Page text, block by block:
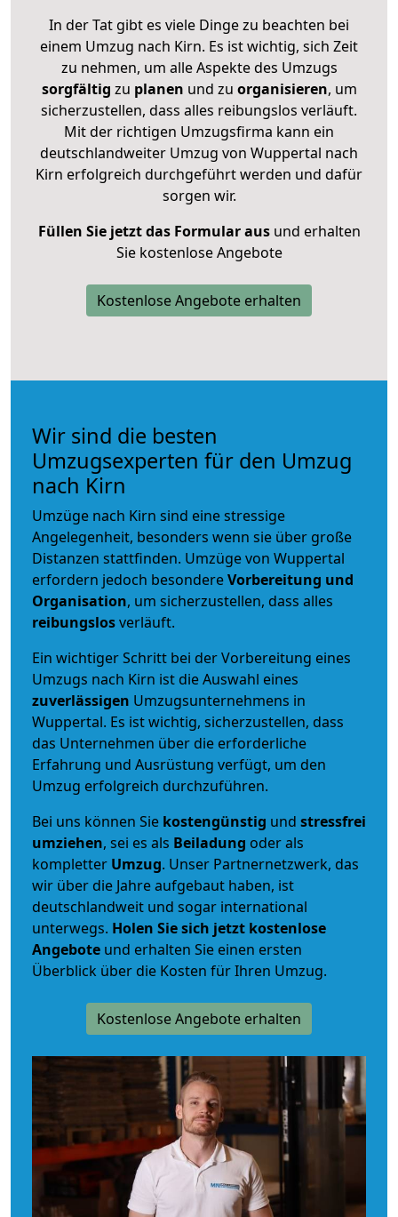
In der Tat gibt es viele Dinge zu beachten bei
einem Umzug nach Kirn. Es ist wichtig, sich Zeit
zu nehmen, um alle Aspekte des Umzugs
sorgfältig zu planen und zu organisieren, um
sicherzustellen, dass alles reibungslos verläuft.
Mit der richtigen Umzugsfirma kann ein
deutschlandweiter Umzug von Wuppertal nach
Kirn erfolgreich durchgeführt werden und dafür
sorgen wir.
Füllen Sie jetzt das Formular ausund erhalten
Sie kostenlose Angebote
Kostenlose Angebote erhalten
Wir sind die besten
Umzugsexperten für den Umzug
nach Kirn
Umzüge nach Kirn sind eine stressige
Angelegenheit, besonders wenn sie über große
Distanzen stattfinden. Umzüge von Wuppertal
erfordern jedoch besondereVorbereitung und
Organisation, um sicherzustellen, dass alles
reibungslosverläuft.
Ein wichtiger Schritt bei der Vorbereitung eines
Umzugs nach Kirn ist die Auswahl eines
zuverlässigen Umzugsunternehmens in
Wuppertal. Es ist wichtig, sicherzustellen, dass
das Unternehmen über die erforderliche
Erfahrung und Ausrüstung verfügt, um den
Umzug erfolgreich durchzuführen.
Bei uns können Sie kostengünstig und stressfrei
umziehen, sei es als Beiladung oder als
kompletter Umzug. Unser Partnernetzwerk, das
wir über die Jahre aufgebaut haben, ist
deutschlandweit und sogar international
unterwegs. Holen Sie sich jetzt kostenlose
Angebote und erhalten Sie einen ersten
Überblick über die Kosten für Ihren Umzug.
Kostenlose Angebote erhalten